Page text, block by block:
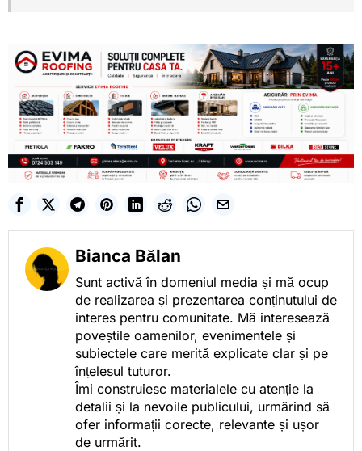
Bianca Bălan
Sunt activă în domeniul media și mă ocup
de realizarea și prezentarea conținutului de
interes pentru comunitate. Mă interesează
poveștile oamenilor, evenimentele și
subiectele care merită explicate clar și pe
înțelesul tuturor.
Îmi construiesc materialele cu atenție la
detalii și la nevoile publicului, urmărind să
ofer informații corecte, relevante și ușor
de urmărit.